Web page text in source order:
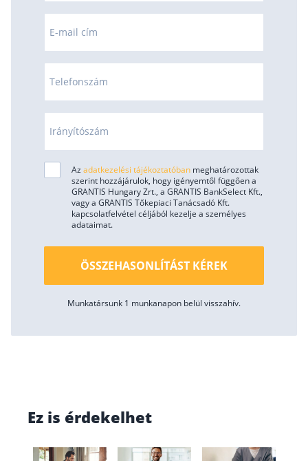
E-mail cím
Telefonszám
Irányítószám
Az adatkezelési tájékoztatóban meghatározottak
szerint hozzájárulok, hogy igényemtől függően a
GRANTIS Hungary Zrt., a GRANTIS BankSelect Kft.,
vagy a GRANTIS Tőkepiaci Tanácsadó Kft.
kapcsolatfelvétel céljából kezelje a személyes
adataimat.
ÖSSZEHASONLÍTÁST KÉREK
Munkatársunk 1 munkanapon belül visszahív.
Ez is érdekelhet